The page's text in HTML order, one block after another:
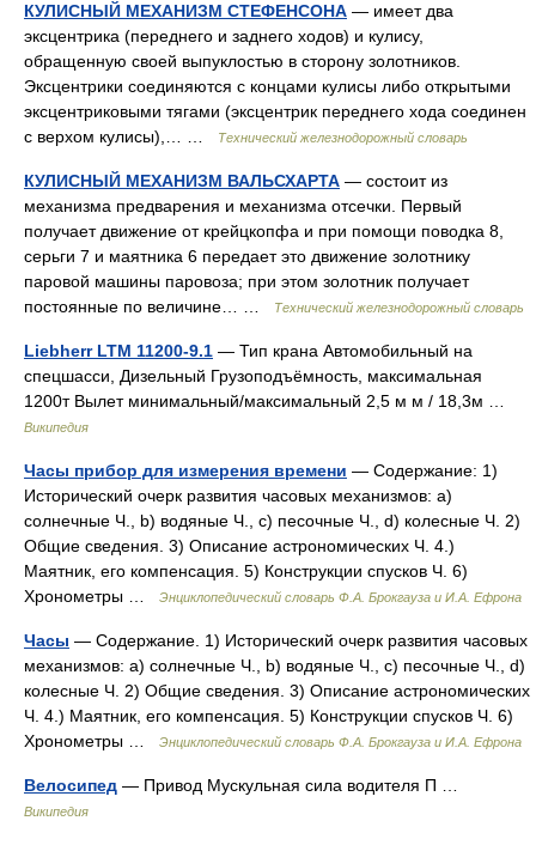
КУЛИСНЫЙ МЕХАНИЗМ СТЕФЕНСОНА — имеет два
эксцентрика (переднего и заднего ходов) и кулису,
обращенную своей выпуклостью в сторону золотников.
Эксцентрики соединяются с концами кулисы либо открытыми
эксцентриковыми тягами (эксцентрик переднего хода соединен
с верхом кулисы),… …
Технический железнодорожный словарь
КУЛИСНЫЙ МЕХАНИЗМ ВАЛЬСХАРТА — состоит из
механизма предварения и механизма отсечки. Первый
получает движение от крейцкопфа и при помощи поводка 8,
серьги 7 и маятника 6 передает это движение золотнику
паровой машины паровоза; при этом золотник получает
постоянные по величине… …
Технический железнодорожный словарь
Liebherr LTM 11200-9.1 — Тип крана Автомобильный на
спецшасси, Дизельный Грузоподъёмность, максимальная
1200т Вылет минимальный/максимальный 2,5 м м / 18,3м …
Википедия
Часы прибор для измерения времени — Содержание: 1)
Исторический очерк развития часовых механизмов: а)
солнечные Ч., b) водяные Ч., с) песочные Ч., d) колесные Ч. 2)
Общие сведения. 3) Описание астрономических Ч. 4.)
Маятник, его компенсация. 5) Конструкции спусков Ч. 6)
Хронометры …
Энциклопедический словарь Ф.А. Брокгауза и И.А. Ефрона
Часы — Содержание. 1) Исторический очерк развития часовых
механизмов: а) солнечные Ч., b) водяные Ч., с) песочные Ч., d)
колесные Ч. 2) Общие сведения. 3) Описание астрономических
Ч. 4.) Маятник, его компенсация. 5) Конструкции спусков Ч. 6)
Хронометры …
Энциклопедический словарь Ф.А. Брокгауза и И.А. Ефрона
Велосипед — Привод Мускульная сила водителя П …
Википедия